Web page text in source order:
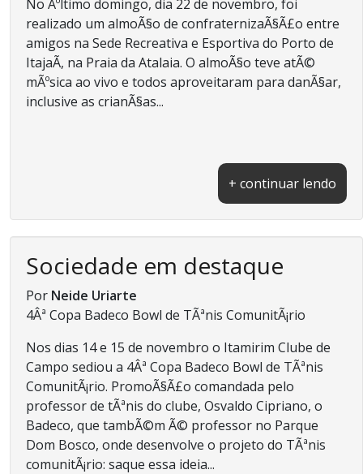
No Ãºltimo domingo, dia 22 de novembro, foi
realizado um almoÃ§o de confraternizaÃ§Ã£o entre
amigos na Sede Recreativa e Esportiva do Porto de
ItajaÃ­, na Praia da Atalaia. O almoÃ§o teve atÃ©
mÃºsica ao vivo e todos aproveitaram para danÃ§ar,
inclusive as crianÃ§as...
+ continuar lendo
Sociedade em destaque
Por Neide Uriarte
4Âª Copa Badeco Bowl de TÃªnis ComunitÃ¡rio
Nos dias 14 e 15 de novembro o Itamirim Clube de
Campo sediou a 4Âª Copa Badeco Bowl de TÃªnis
ComunitÃ¡rio. PromoÃ§Ã£o comandada pelo
professor de tÃªnis do clube, Osvaldo Cipriano, o
Badeco, que tambÃ©m Ã© professor no Parque
Dom Bosco, onde desenvolve o projeto do TÃªnis
comunitÃ¡rio: saque essa ideia...